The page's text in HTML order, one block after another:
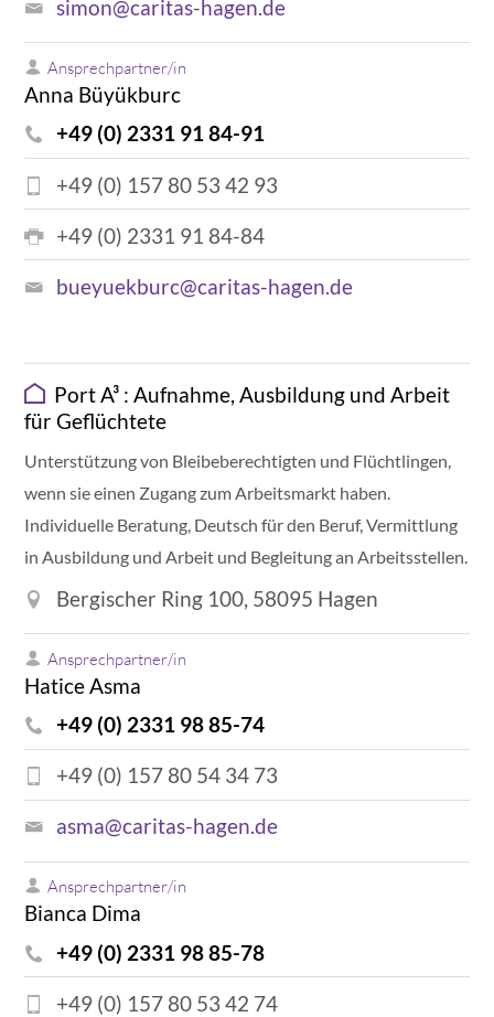
simon@caritas-hagen.de
Ansprechpartner/in
Anna Büyükburc
+49 (0) 2331 91 84-91
+49 (0) 157 80 53 42 93
+49 (0) 2331 91 84-84
bueyuekburc@caritas-hagen.de
Port A³ : Aufnahme, Ausbildung und Arbeit
für Geflüchtete
Unterstützung von Bleibeberechtigten und Flüchtlingen,
wenn sie einen Zugang zum Arbeitsmarkt haben.
Individuelle Beratung, Deutsch für den Beruf, Vermittlung
in Ausbildung und Arbeit und Begleitung an Arbeitsstellen.
Bergischer Ring 100, 58095 Hagen
Ansprechpartner/in
Hatice Asma
+49 (0) 2331 98 85-74
+49 (0) 157 80 54 34 73
asma@caritas-hagen.de
Ansprechpartner/in
Bianca Dima
+49 (0) 2331 98 85-78
+49 (0) 157 80 53 42 74